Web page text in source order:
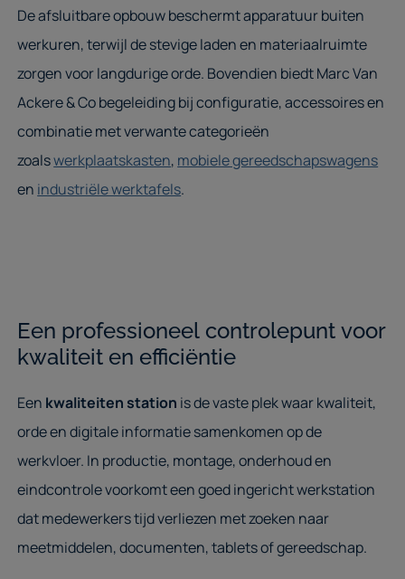
De afsluitbare opbouw beschermt apparatuur buiten
werkuren, terwijl de stevige laden en materiaalruimte
zorgen voor langdurige orde. Bovendien biedt Marc Van
Ackere & Co begeleiding bij configuratie, accessoires en
combinatie met verwante categorieën
zoalswerkplaatskasten, mobiele gereedschapswagens
en industriële werktafels.
Een professioneel controlepunt voor
kwaliteit en efficiëntie
Een kwaliteiten station is de vaste plek waar kwaliteit,
orde en digitale informatie samenkomen op de
werkvloer. In productie, montage, onderhoud en
eindcontrole voorkomt een goed ingericht werkstation
dat medewerkers tijd verliezen met zoeken naar
meetmiddelen, documenten, tablets of gereedschap.